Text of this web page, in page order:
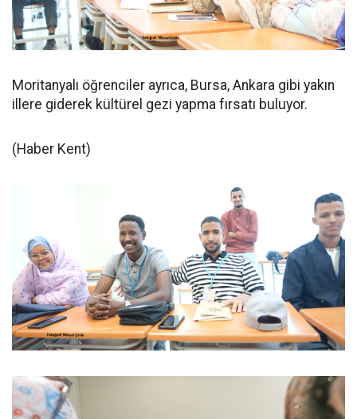
Moritanyalı öğrenciler ayrıca, Bursa, Ankara gibi yakın
illere giderek kültürel gezi yapma fırsatı buluyor.
(Haber Kent)